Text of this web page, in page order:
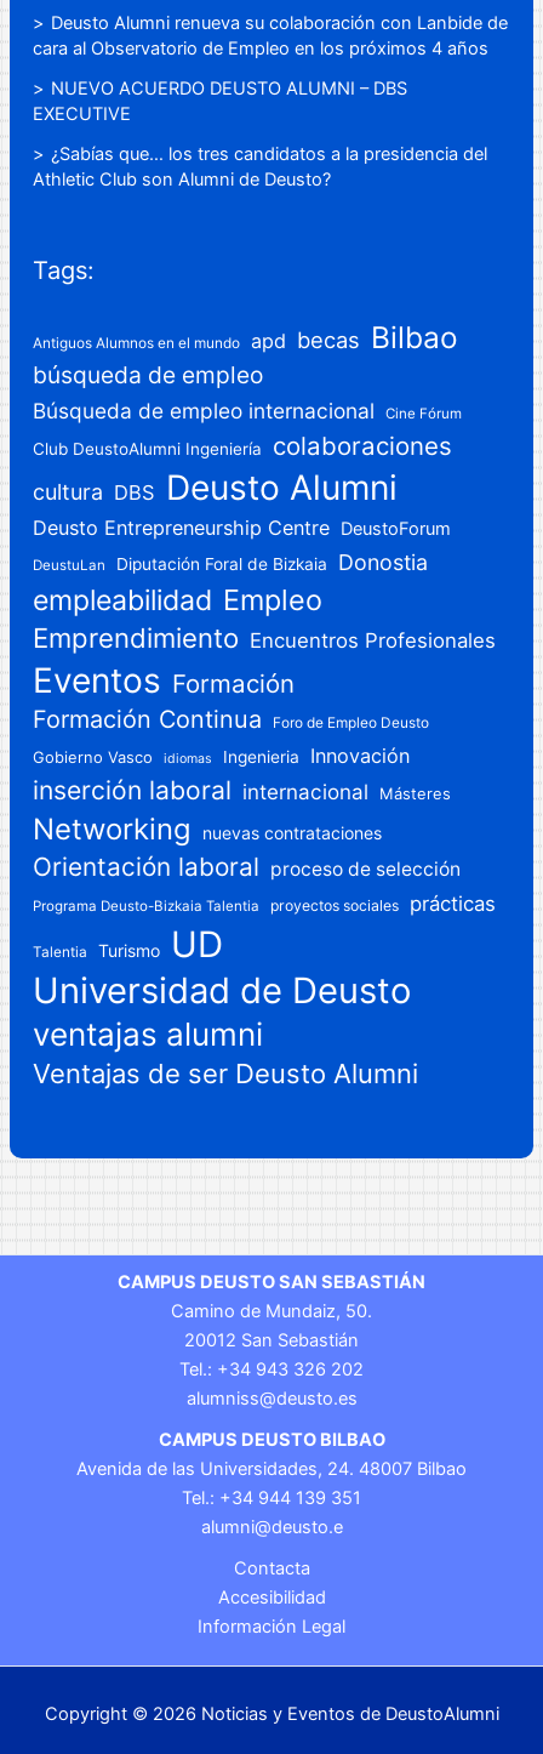
Deusto Alumni renueva su colaboración con Lanbide de
cara al Observatorio de Empleo en los próximos 4 años
NUEVO ACUERDO DEUSTO ALUMNI – DBS
EXECUTIVE
¿Sabías que… los tres candidatos a la presidencia del
Athletic Club son Alumni de Deusto?
Tags:
Antiguos Alumnos en el mundo apd becas Bilbao
búsqueda de empleo
Búsqueda de empleo internacional Cine Fórum
Club DeustoAlumni Ingeniería colaboraciones
cultura DBS Deusto Alumni
Deusto Entrepreneurship Centre DeustoForum
DeustuLan Diputación Foral de Bizkaia Donostia
empleabilidad Empleo
Emprendimiento Encuentros Profesionales
Eventos Formación
Formación Continua Foro de Empleo Deusto
Gobierno Vasco idiomas Ingenieria Innovación
inserción laboral internacional Másteres
Networking nuevas contrataciones
Orientación laboral proceso de selección
Programa Deusto-Bizkaia Talentia proyectos sociales prácticas
Talentia Turismo
UD
Universidad de Deusto
ventajas alumni
Ventajas de ser Deusto Alumni
CAMPUS DEUSTO SAN SEBASTIÁN
Camino de Mundaiz, 50.
20012 San Sebastián
Tel.: +34 943 326 202
alumniss@deusto.es
CAMPUS DEUSTO BILBAO
Avenida de las Universidades, 24. 48007 Bilbao
Tel.: +34 944 139 351
alumni@deusto.e
Contacta
Accesibilidad
Información Legal
Copyright © 2026 Noticias y Eventos de DeustoAlumni